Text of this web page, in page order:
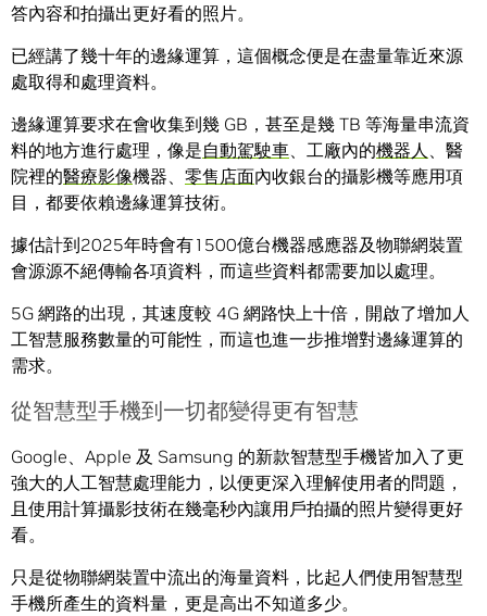
答內容和拍攝出更好看的照片。
已經講了幾十年的邊緣運算，這個概念便是在盡量靠近來源
處取得和處理資料。
邊緣運算要求在會收集到幾 GB，甚至是幾 TB 等海量串流資
料的地方進行處理，像是自動駕駛車、工廠內的機器人 、醫
院裡的醫療影像機器、 零售店面內收銀台的攝影機等應用項
目，都要依賴邊緣運算技術。
據估計到2025年時會有1500億台機器感應器及物聯網裝置
會源源不絕傳輸各項資料，而這些資料都需要加以處理。
5G 網路的出現，其速度較 4G 網路快上十倍，開啟了增加人
工智慧服務數量的可能性，而這也進一步推增對邊緣運算的
需求。
從智慧型手機到一切都變得更有智慧
Google、Apple 及 Samsung 的新款智慧型手機皆加入了更
強大的人工智慧處理能力，以便更深入理解使用者的問題，
且使用計算攝影技術在幾毫秒內讓用戶拍攝的照片變得更好
看。
只是從物聯網裝置中流出的海量資料，比起人們使用智慧型
手機所產生的資料量，更是高出不知道多少。